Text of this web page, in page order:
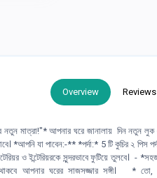
Overview Reviews
নতুন মাত্রা!"* আপনার ঘরে জানালায় দিন নতুন লুক
*আপনি যা পাবেন:-** *পর্দা:* 5 টি কুচির ২ পিস
ও ইন্টেরিয়রকে সুন্দরভাবে ফুটিয়ে তুলবে। -
ধরে থাকবে আপনার ঘরের সাজসজ্জার